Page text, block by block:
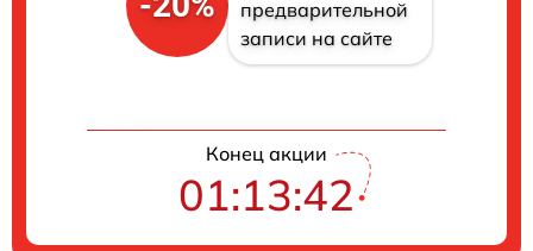
предварительной
записи на сайте
Конец акции
01:13:41